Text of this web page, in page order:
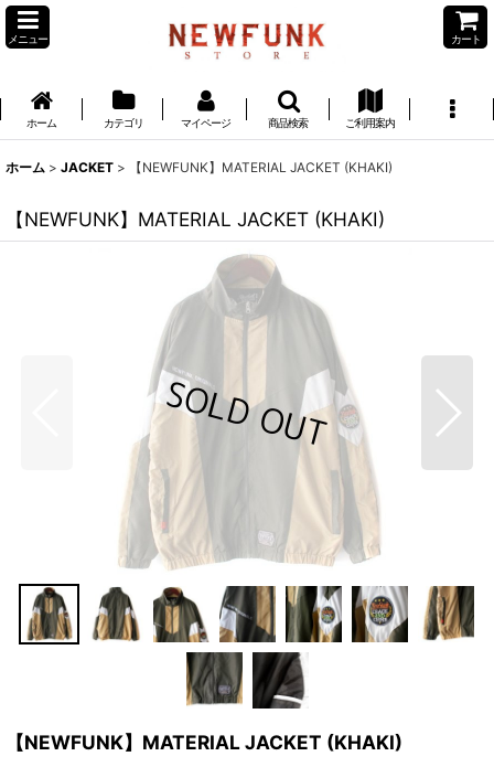
メニュー カート
ホーム カテゴリ マイページ 商品検索 ご利用案内
ホーム > JACKET > 【NEWFUNK】MATERIAL JACKET (KHAKI)
【NEWFUNK】MATERIAL JACKET (KHAKI)
【NEWFUNK】MATERIAL JACKET (KHAKI)